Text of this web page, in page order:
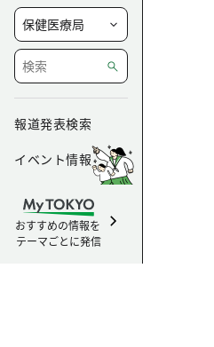
報道発表検索
イベント情報
おすすめの情報を
テーマごとに発信